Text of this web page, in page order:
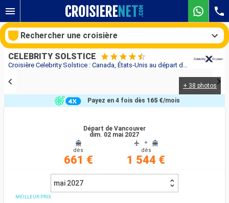
Croisière Celebrity Solstice : Canada, États-Unis au départ de Vancouver
CELEBRITY SOLSTICE
+ 38 photos
Départ de Vancouver
dim. 02 mai 2027
dès
661 €
+
dès
1 544 €
Payez en 4 fois dès 165 €/mois
mai 2027
MEILLEUR PRIX
Rechercher une croisière
Compagnies
Rechercher